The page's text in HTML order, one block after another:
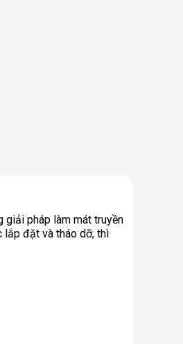
giải pháp làm mát truyền
lắp đặt và tháo dỡ, thì